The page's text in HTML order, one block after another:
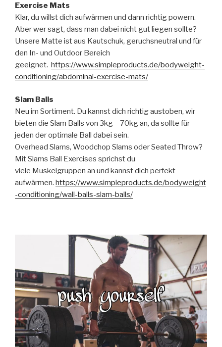
Exercise Mats
Klar, du willst dich aufwärmen und dann richtig powern.
Aber wer sagt, dass man dabei nicht gut liegen sollte?
Unsere Matte ist aus Kautschuk, geruchsneutral und für
den In- und Outdoor Bereich
geeignet. https://www.simpleproducts.de/bodyweight-
conditioning/abdominal-exercise-mats/
Slam Balls
Neu im Sortiment. Du kannst dich richtig austoben, wir
bieten die Slam Balls von 3kg – 70kg an, da sollte für
jeden der optimale Ball dabei sein.
Overhead Slams, Woodchop Slams oder Seated Throw?
Mit Slams Ball Exercises sprichst du
viele Muskelgruppen an und kannst dich perfekt
aufwärmen. https://www.simpleproducts.de/bodyweight
-conditioning/wall-balls-slam-balls/